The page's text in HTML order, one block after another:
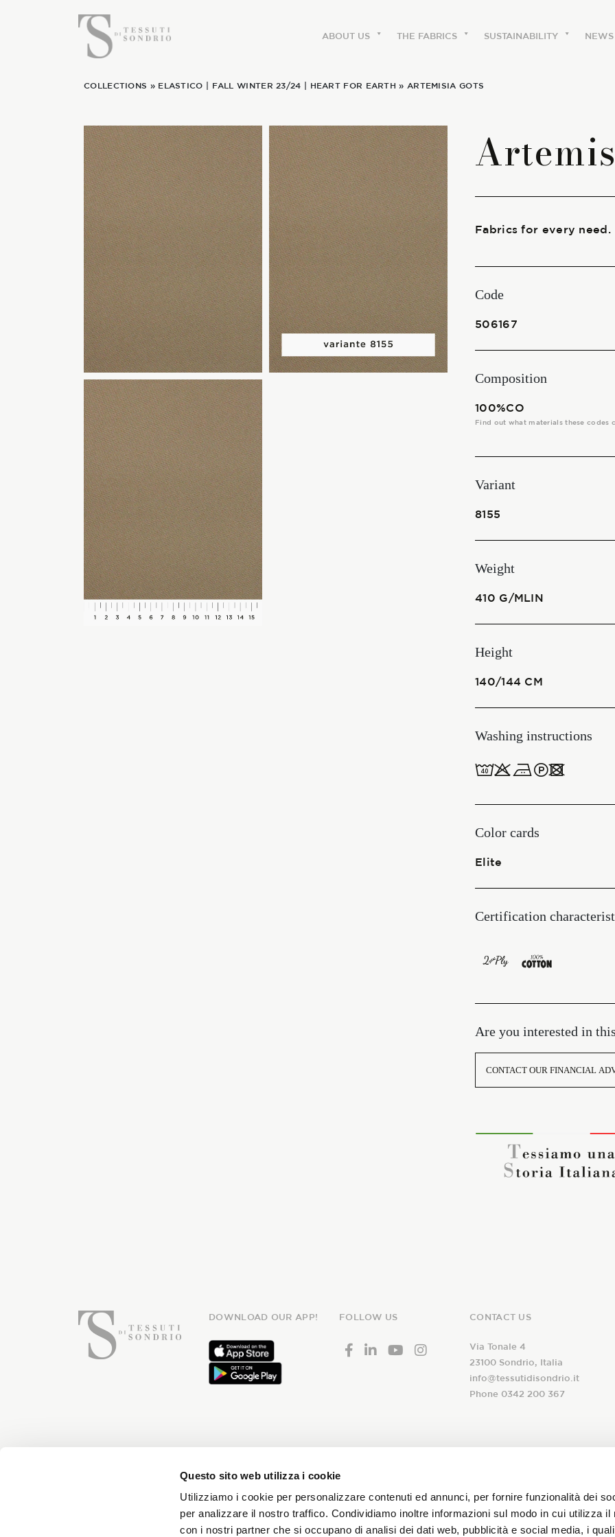
Questo sito web utilizza i cookie
Utilizziamo i cookie per personalizzare contenuti ed annunci, per fornire funzionalità dei
per analizzare il nostro traffico. Condividiamo inoltre informazioni sul modo in cui utilizza il
con i nostri partner che si occupano di analisi dei dati web, pubblicità e social media, i
ABOUT US THE FABRICS SUSTAINABILITY NEWS
COLLECTIONS » ELASTICO FALL WINTER 23/24 HEART FOR EARTH » ARTEMISIA GOTS
Fabrics for every need.
Code
506167
Composition
100%CO
Find out what materials these codes
Variant
8155
Weight
410 G/MLIN
Height
140/144 CM
Washing instructions
8obWd
Color cards
Elite
Certification
Are you interested in
CONTACT OUR FINANCIAL
DOWNLOAD OUR APP! FOLLOW US CONTACT US
Via Tonale 4
23100 Sondrio, Italia
info@tessutidisondrio.it
Phone 0342 200 367
Subscribe to our
newsletter!
I declare that I have read
consent to the treatment
subscription to the Tessuti
ENGLISH
ABOUT US
The labels
Our history
Work with us
Share our fabrics
THE FABRICS
The season Fall/Winter
The season Spring/Summer
SUSTAINABILITY
Heart for Earth
UpCycle
Certifications
CONTACT US